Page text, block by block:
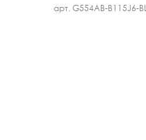
арт. G554AB-B115J6-BL